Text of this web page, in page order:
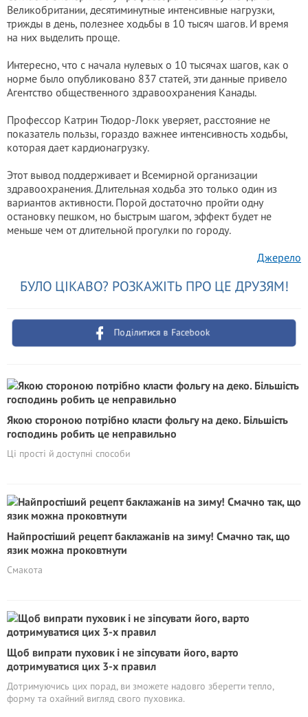
Великобритании, десятиминутные интенсивные нагрузки,
трижды в день, полезнее ходьбы в 10 тысяч шагов. И время
на них выделить проще.
Интересно, что с начала нулевых о 10 тысячах шагов, как о
норме было опубликовано 837 статей, эти данные привело
Агентство общественного здравоохранения Канады.
Профессор Катрин Тюдор-Локк уверяет, расстояние не
показатель пользы, гораздо важнее интенсивность ходьбы,
которая дает кардионагрузку.
Этот вывод поддерживает и Всемирной организации
здравоохранения. Длительная ходьба это только один из
вариантов активности. Порой достаточно пройти одну
остановку пешком, но быстрым шагом, эффект будет не
меньше чем от длительной прогулки по городу.
Джерело
БУЛО ЦІКАВО? РОЗКАЖІТЬ ПРО ЦЕ ДРУЗЯМ!
Поділитися в Facebook
Якою стороною потрібно класти фольгу на деко. Більшість
господинь робить це неправильно
Ці прості й доступні способи
Найпростіший рецепт баклажанів на зиму! Смачно так, що
язик можна проковтнути
Смакота
Щоб випрати пуховик і не зіпсувати його, варто
дотримуватися цих 3-х правил
Дотримуючись цих порад, ви зможете надовго зберегти тепло,
форму та охайний вигляд свого пуховика.